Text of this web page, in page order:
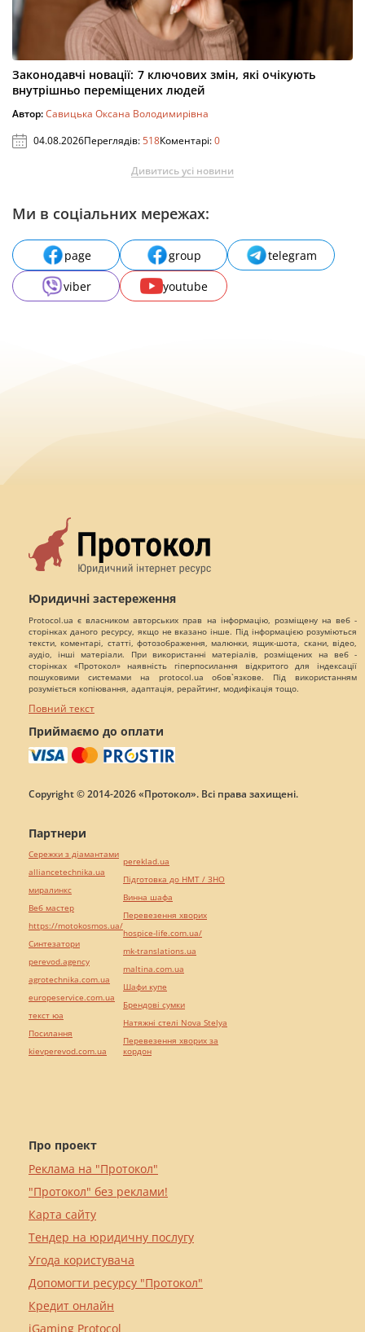
Законодавчі новації: 7 ключових змін, які очікують
внутрішньо переміщених людей
Автор:Савицька Оксана Володимирівна
04.08.2026Переглядів:518Коментарі:0
Дивитись усі новини
Ми в соціальних мережах:
page group
telegram
viber
youtube
Юридичні застереження
Protocol.ua є власником авторських прав на інформацію, розміщену на веб -
сторінках даного ресурсу, якщо не вказано інше. Під інформацією розуміються
тексти, коментарі, статті, фотозображення, малюнки, ящик-шота, скани, відео,
аудіо, інші матеріали. При використанні матеріалів, розміщених на веб -
сторінках «Протокол» наявність гіперпосилання відкритого для індексації
пошуковими системами на protocol.ua обов`язкове. Під використанням
розуміється копіювання, адаптація, рерайтинг, модифікація тощо.
Повний текст
Приймаємо до оплати
Copyright © 2014-2026 «Протокол». Всі права захищені.
Про проект
Реклама на "Протокол"
"Протокол" без реклами!
Карта сайту
Тендер на юридичну послугу
Угода користувача
Допомогти ресурсу "Протокол"
Кредит онлайн
iGaming Protocol
Партнери
Сережки з діамантами
alliancetechnika.ua
миралинкс
Веб мастер
https://motokosmos.ua/
Синтезатори
perevod.agency
agrotechnika.com.ua
europeservice.com.ua
текст юа
Посилання
kievperevod.com.ua
pereklad.ua
Підготовка до НМТ / ЗНО
Винна шафа
Перевезення хворих
hospice-life.com.ua/
mk-translations.ua
maltina.com.ua
Шафи купе
Брендові сумки
Натяжні стелі Nova Stelya
Перевезення хворих за
кордон